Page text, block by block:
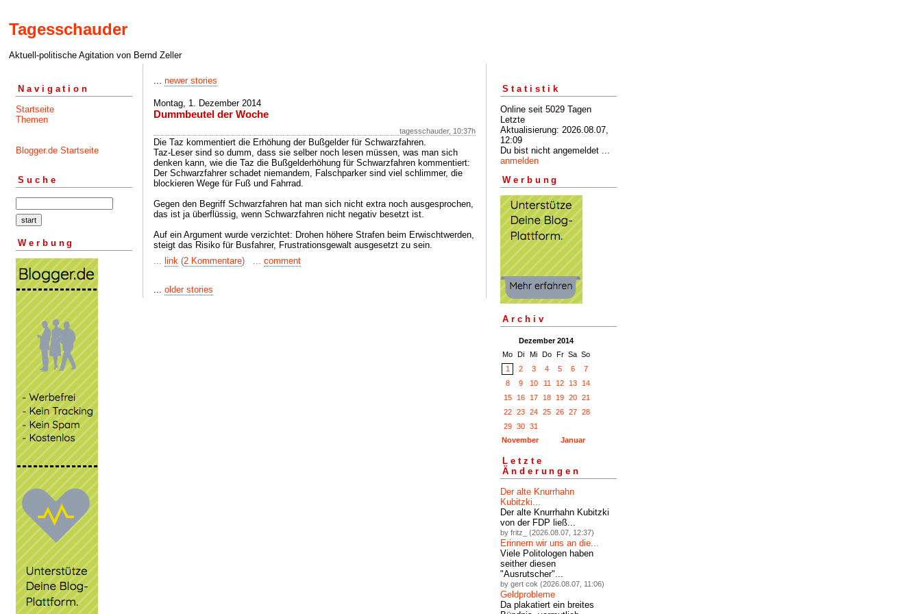
Tagesschauder
Aktuell-politische Agitation von Bernd Zeller
Navigation
Startseite
Themen
Blogger.de Startseite
Suche
Werbung
... newer stories
Montag, 1. Dezember 2014
Dummbeutel der Woche
tagesschauder, 10:37h
Die Taz kommentiert die Erhöhung der Bußgelder für Schwarzfahren.
Taz-Leser sind so dumm, dass sie selber noch lesen müssen, was man sich
denken kann, wie die Taz die Bußgelderhöhung für Schwarzfahren kommentiert:
Der Schwarzfahrer schadet niemandem, Falschparker sind viel schlimmer, die
blockieren Wege für Fuß und Fahrrad.
Gegen den Begriff Schwarzfahren hat man sich nicht extra noch ausgesprochen,
das ist ja überflüssig, wenn Schwarzfahren nicht negativ besetzt ist.
Auf ein Argument wurde verzichtet: Drohen höhere Strafen beim Erwischtwerden,
steigt das Risiko für Busfahrer, Frustrationsgewalt ausgesetzt zu sein.
... link (2 Kommentare) ... comment
... older stories
Statistik
Online seit 5029 Tagen
Letzte
Aktualisierung: 2026.08.07,
12:09
Du bist nicht angemeldet ...
anmelden
Werbung
Archiv
Dezember 2014
Mo Di Mi Do Fr Sa So
1
2 3 4 5 6
7
8
9 10 11 12 13
14
15
16 17 18 19 20
21
22
23 24 25 26 27
28
29
30 31
November
Januar
Letzte
Änderungen
Der alte Knurrhahn
Kubitzki...
Der alte Knurrhahn Kubitzki
von der FDP ließ...
by fritz_ (2026.08.07, 12:37)
Erinnern wir uns an die...
Viele Politologen haben
seither diesen
"Ausrutscher"...
by gert cok (2026.08.07, 11:06)
Geldprobleme
Da plakatiert ein breites